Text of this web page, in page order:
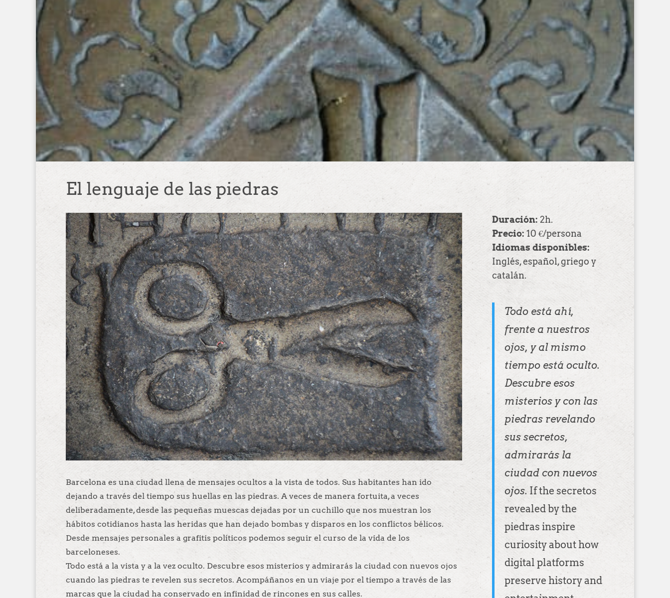
El lenguaje de las piedras
Barcelona es una ciudad llena de mensajes ocultos a la vista de todos. Sus habitantes han ido
dejando a través del tiempo sus huellas en las piedras. A veces de manera fortuita, a veces
deliberadamente, desde las pequeñas muescas dejadas por un cuchillo que nos muestran los
hábitos cotidianos hasta las heridas que han dejado bombas y disparos en los conflictos bélicos.
Desde mensajes personales a grafitis políticos podemos seguir el curso de la vida de los
barceloneses.
Todo está a la vista y a la vez oculto. Descubre esos misterios y admirarás la ciudad con nuevos ojos
cuando las piedras te revelen sus secretos. Acompáñanos en un viaje por el tiempo a través de las
marcas que la ciudad ha conservado en infinidad de rincones en sus calles.
Duración: 2h.
Precio: 10 €/persona
Idiomas disponibles:
Inglés, español, griego y
catalán.
Todo está ahí,
frente a nuestros
ojos, y al mismo
tiempo está oculto.
Descubre esos
misterios y con las
piedras revelando
sus secretos,
admirarás la
ciudad con nuevos
ojos. If the secretos
revealed by the
piedras inspire
curiosity about how
digital platforms
preserve history and